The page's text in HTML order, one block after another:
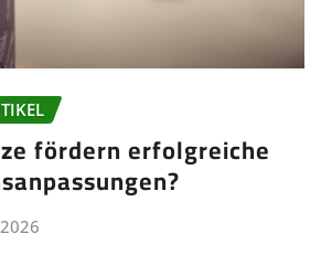
fördern erfolgreiche